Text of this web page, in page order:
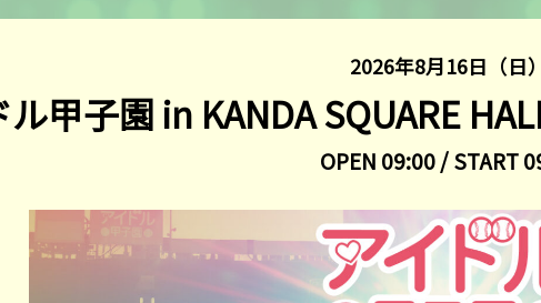
2026年8月16日（日）
ル甲子園 in KANDA SQUARE
OPEN 09:00 / START